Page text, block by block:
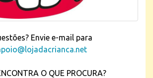
Envie e-mail para
O QUE PROCURA?